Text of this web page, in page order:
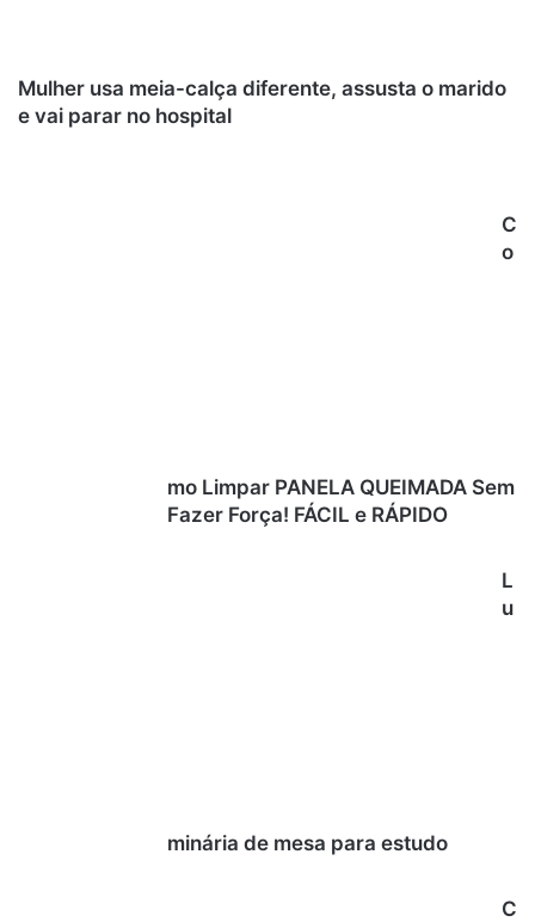
Mulher usa meia-calça diferente, assusta o marido
e vai parar no hospital
C
o
mo Limpar PANELA QUEIMADA Sem
Fazer Força! FÁCIL e RÁPIDO
L
u
minária de mesa para estudo
C